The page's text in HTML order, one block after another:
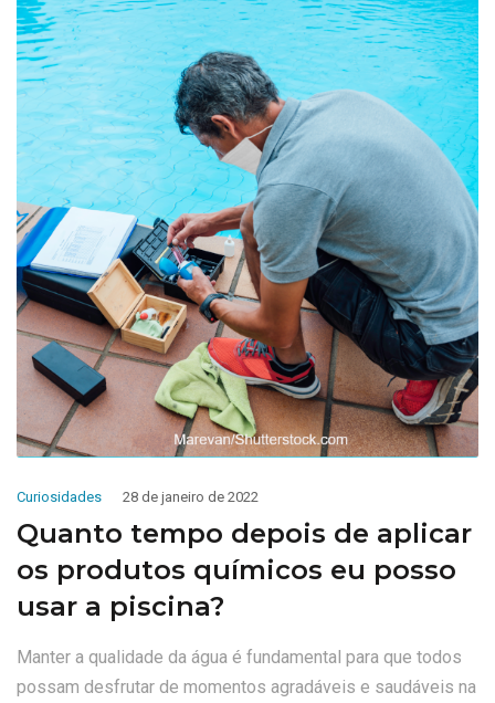
Curiosidades 28 de janeiro de 2022
Quanto tempo depois de aplicar
os produtos químicos eu posso
usar a piscina?
Manter a qualidade da água é fundamental para que todos
possam desfrutar de momentos agradáveis e saudáveis na